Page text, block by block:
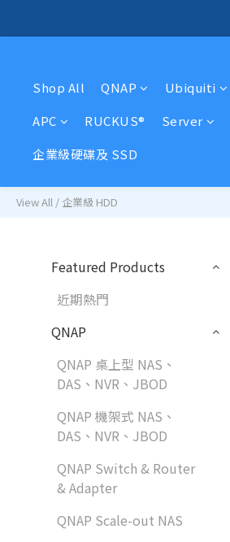
Shop All QNAP Ubiquiti
APC
RUCKUS® Server
企業級硬碟及 SSD
View All / 企業級 HDD
Featured Products
近期熱門
QNAP
QNAP 桌上型 NAS、
DAS、NVR、JBOD
QNAP 機架式 NAS、
DAS、NVR、JBOD
QNAP Switch & Router
& Adapter
QNAP Scale-out NAS